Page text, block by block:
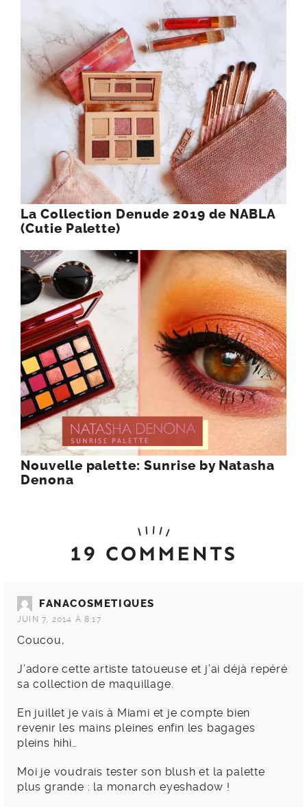
La Collection Denude 2019 de NABLA
(Cutie Palette)
Nouvelle palette: Sunrise by Natasha
Denona
19 COMMENTS
FANACOSMETIQUES
JUIN 7, 2014 À 8:17
Coucou,
J’adore cette artiste tatoueuse et j’ai déjà repéré
sa collection de maquillage.
En juillet je vais à Miami et je compte bien
revenir les mains pleines enfin les bagages
pleins hihi…
Moi je voudrais tester son blush et la palette
plus grande : la monarch eyeshadow !